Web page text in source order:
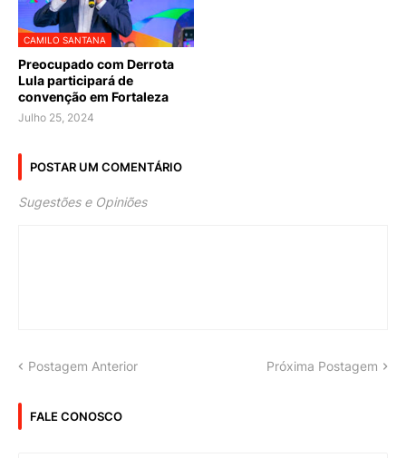
CAMILO SANTANA
Preocupado com Derrota
Lula participará de
convenção em Fortaleza
Julho 25, 2024
POSTAR UM COMENTÁRIO
Sugestões e Opiniões
Postagem Anterior Próxima Postagem
FALE CONOSCO